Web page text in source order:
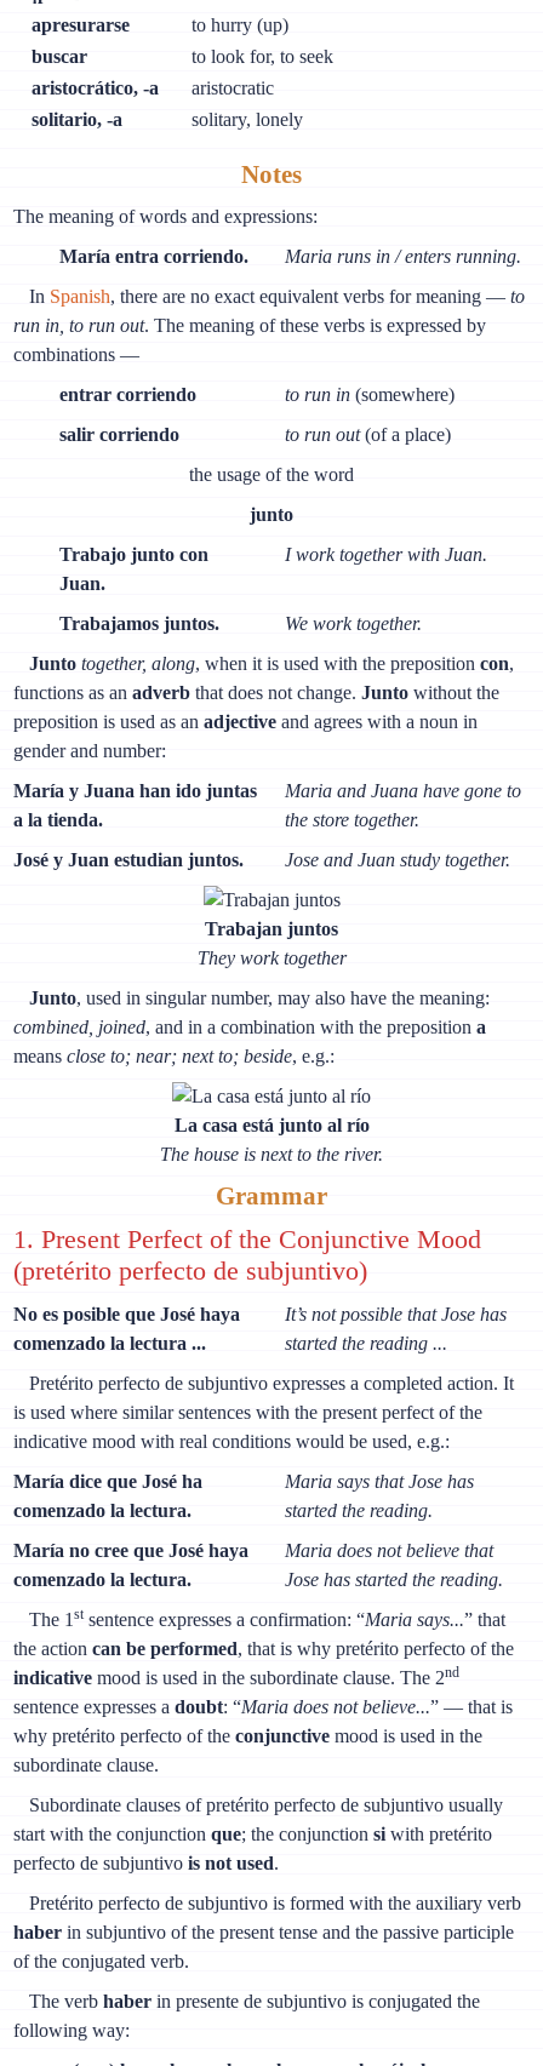
apresurarse
to hurry (up)
buscar
to look for, to seek
aristocrático, -a
aristocratic
solitario, -a
solitary, lonely
Notes
The meaning of words and expressions:
María entra corriendo.
Maria runs in / enters running.
In Spanish, there are no exact equivalent verbs for meaning — to
run in, to run out. The meaning of these verbs is expressed by
combinations —
entrar corriendo
to run in (somewhere)
salir corriendo
to run out(of a place)
the usage of the word
junto
Trabajo junto con
Juan.
I work together with Juan.
Trabajamos juntos.
We work together.
Junto together, along, when it is used with the preposition con,
functions as anadverb that does not change.Junto without the
preposition is used as anadjective and agrees with a noun in
gender and number:
María y Juana han ido juntas
a la tienda.
Maria and Juana have gone to
the store together.
José y Juan estudian juntos.
Jose and Juan study together.
Trabajan juntos
They work together
Junto, used in singular number, may also have the meaning:
combined, joined, and in a combination with the prepositiona
meansclose to; near; next to; beside, e.g.:
La casa está junto al río
The house is next to the river.
Grammar
1. Present Perfect of the Conjunctive Mood
(pretérito perfecto de subjuntivo)
No es posible que José haya
comenzado la lectura ...
It’s not possible that Jose has
started the reading ...
Pretérito perfecto de subjuntivo expresses a completed action. It
is used where similar sentences with the present perfect of the
indicative mood with real conditions would be used, e.g.:
María dice que José ha
comenzado la lectura.
Maria says that Jose has
started the reading.
María no cree que José haya
comenzado la lectura.
Maria does not believe that
Jose has started the reading.
The 1 stsentence expresses a confirmation: “Maria says...” that
the actioncan be performed, that is why pretérito perfecto of the
indicative mood is used in the subordinate clause. The 2nd
sentence expresses adoubt: “Maria does not believe...” — that is
why pretérito perfecto of theconjunctive mood is used in the
subordinate clause.
Subordinate clauses of pretérito perfecto de subjuntivo usually
start with the conjunctionque; the conjunctionsi with pretérito
perfecto de subjuntivois not used.
Pretérito perfecto de subjuntivo is formed with the auxiliary verb
haber in subjuntivo of the present tense and the passive participle
of the conjugated verb.
The verb haber in presente de subjuntivo is conjugated the
following way: